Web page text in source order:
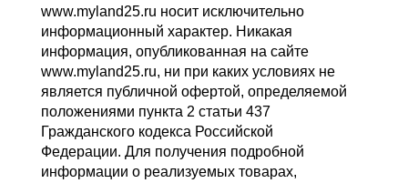
www.myland25.ru носит исключительно
информационный характер. Никакая
информация, опубликованная на сайте
www.myland25.ru, ни при каких условиях не
является публичной офертой, определяемой
положениями пункта 2 статьи 437
Гражданского кодекса Российской
Федерации. Для получения подробной
информации о реализуемых товарах,